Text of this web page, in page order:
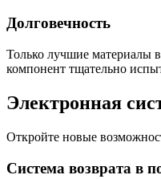
Долговечность
Только лучшие материалы
компонент тщательно
Электронная
Откройте новые
Система возврата в